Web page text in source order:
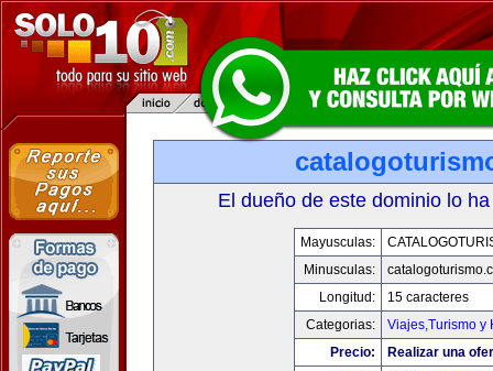
El dueño de este dominio lo
Mayusculas:
Minusculas:
Longitud:
15 caracteres
Categorias:
Viajes,Turismo y
Precio:
Realizar una